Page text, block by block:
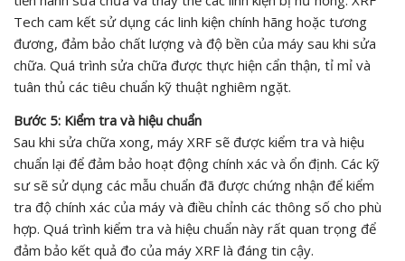
Tech cam kết sử dụng các linh kiện chính hãng hoặc tương
đương, đảm bảo chất lượng và độ bền của máy sau khi sửa
chữa. Quá trình sửa chữa được thực hiện cẩn thận, tỉ mỉ và
tuân thủ các tiêu chuẩn kỹ thuật nghiêm ngặt.
Bước 5: Kiểm tra và hiệu chuẩn
Sau khi sửa chữa xong, máy XRF sẽ được kiểm tra và hiệu
chuẩn lại để đảm bảo hoạt động chính xác và ổn định. Các kỹ
sư sẽ sử dụng các mẫu chuẩn đã được chứng nhận để kiểm
tra độ chính xác của máy và điều chỉnh các thông số cho phù
hợp. Quá trình kiểm tra và hiệu chuẩn này rất quan trọng để
đảm bảo kết quả đo của máy XRF là đáng tin cậy.